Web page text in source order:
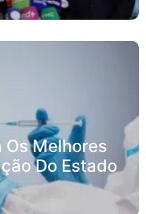
Melhores
Do Estado